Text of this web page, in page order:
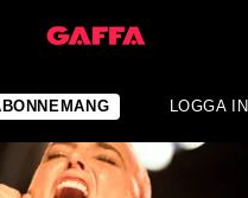
LOGGA IN